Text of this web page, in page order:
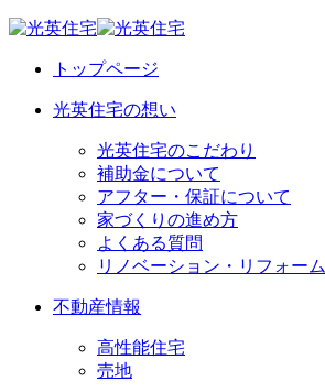
トップページ
光英住宅の想い
光英住宅のこだわり
補助金について
アフター・保証について
家づくりの進め方
よくある質問
リノベーション・リフォーム
不動産情報
高性能住宅
売地